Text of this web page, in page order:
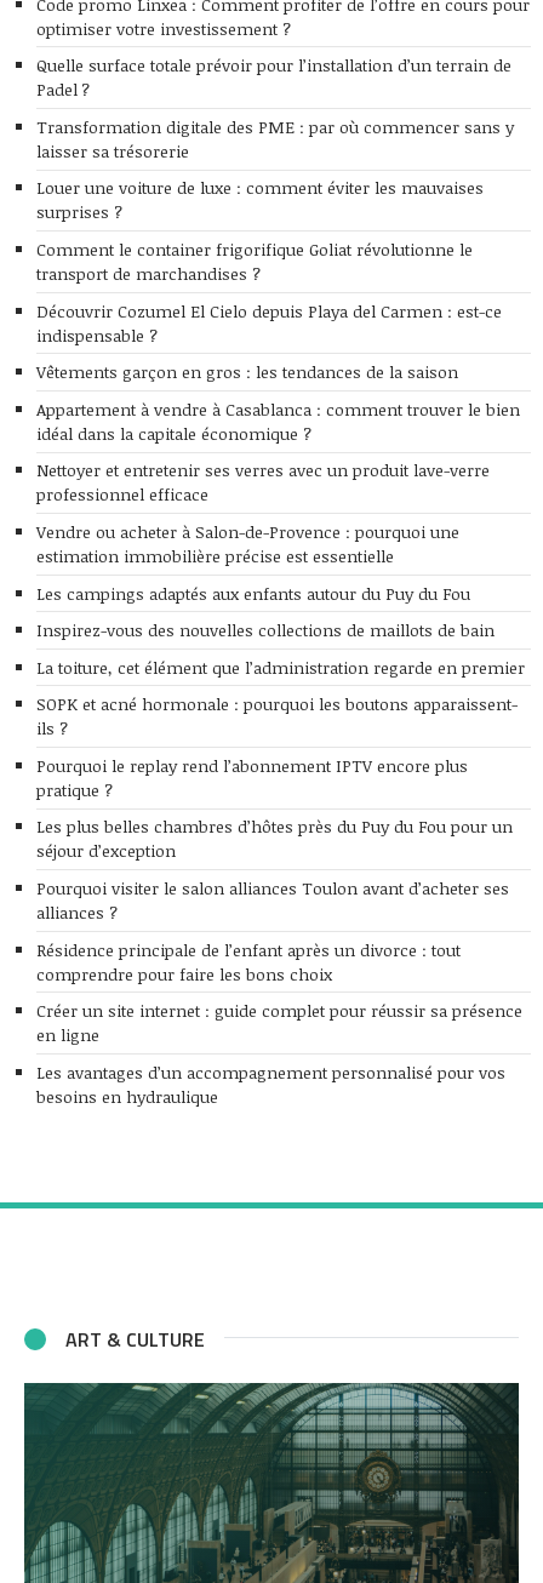
optimiser votre investissement ?
Quelle surface totale prévoir pour l’installation d’un terrain de
Padel ?
Transformation digitale des PME : par où commencer sans y
laisser sa trésorerie
Louer une voiture de luxe : comment éviter les mauvaises
surprises ?
Comment le container frigorifique Goliat révolutionne le
transport de marchandises ?
Découvrir Cozumel El Cielo depuis Playa del Carmen : est-ce
indispensable ?
Vêtements garçon en gros : les tendances de la saison
Appartement à vendre à Casablanca : comment trouver le bien
idéal dans la capitale économique ?
Nettoyer et entretenir ses verres avec un produit lave-verre
professionnel efficace
Vendre ou acheter à Salon-de-Provence : pourquoi une
estimation immobilière précise est essentielle
Les campings adaptés aux enfants autour du Puy du Fou
Inspirez-vous des nouvelles collections de maillots de bain
La toiture, cet élément que l’administration regarde en premier
SOPK et acné hormonale : pourquoi les boutons apparaissent-
ils ?
Pourquoi le replay rend l’abonnement IPTV encore plus
pratique ?
Les plus belles chambres d’hôtes près du Puy du Fou pour un
séjour d’exception
Pourquoi visiter le salon alliances Toulon avant d’acheter ses
alliances ?
Résidence principale de l’enfant après un divorce : tout
comprendre pour faire les bons choix
Créer un site internet : guide complet pour réussir sa présence
en ligne
Les avantages d’un accompagnement personnalisé pour vos
besoins en hydraulique
ART & CULTURE